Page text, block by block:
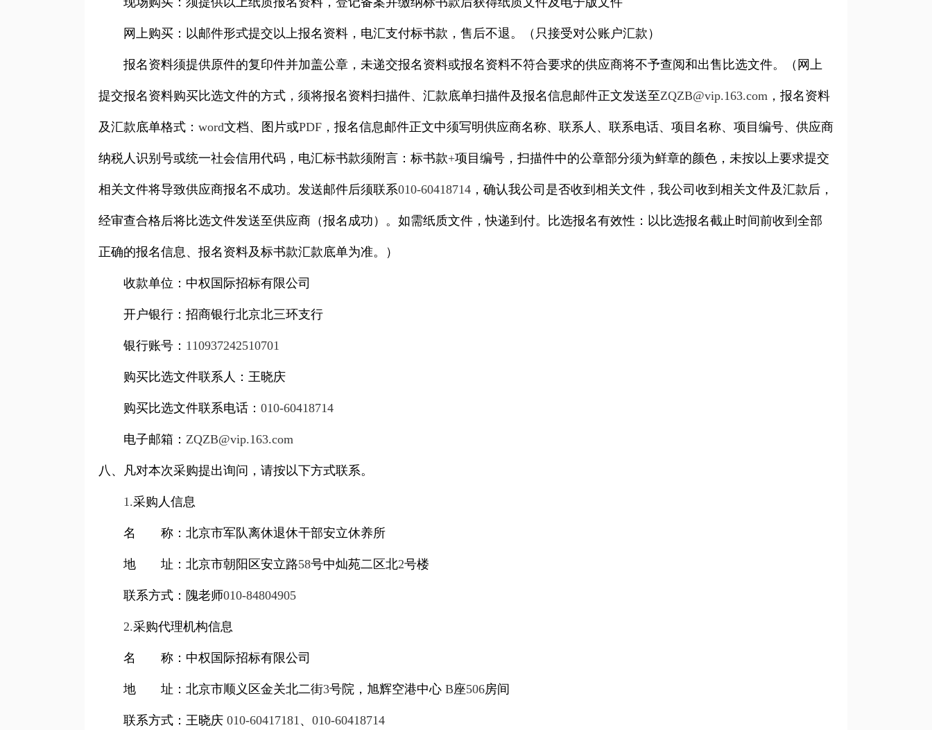
网上购买： 以邮件形式提交以上报名资料，电汇支付标书款，售后不退。（只接受对公账户汇款）
报名资料须提供原件的复印件并加盖公章，未递交报名资料或报名资料不符合要求的供应商将不予查阅和出售比选文件。（网上
提交报名资料购买比选文件的方式，须将报名资料扫描件、汇款底单扫描件及报名信息邮件正文发送至ZQZB@vip.163.com ，报名资料
及汇款底单格式： word文档、图片或PDF ，报名信息邮件正文中须写明供应商名称、联系人、联系电话、项目名称、项目编号、供应商
纳税人识别号或统一社会信用代码，电汇标书款须附言：标书款+项目编号，扫描件中的公章部分须为鲜章的颜色，未按以上要求提交
相关文件将导致供应商报名不成功。发送邮件后须联系010-60418714 ，确认我公司是否收到相关文件，我公司收到相关文件及汇款后，
经审查合格后将比选文件发送至供应商（报名成功）。如需纸质文件，快递到付。比选报名有效性：以比选报名截止时间前收到全部
正确的报名信息、报名资料及标书款汇款底单为准。）
收款单位：中权国际招标有限公司
开户银行：招商银行北京北三环支行
银行账号： 110937242510701
购买比选文件联系人：王晓庆
购买比选文件联系电话： 010-60418714
电子邮箱： ZQZB@vip.163.com
八、凡对本次采购提出询问，请按以下方式联系。
1.采购人信息
名 称：北京市军队离休退休干部安立休养所
地 址：北京市朝阳区安立路58号中灿苑二区北2号楼
联系方式：隗老师010-84804905
2.采购代理机构信息
名 称：中权国际招标有限公司
地 址：北京市顺义区金关北二街3号院，旭辉空港中心 B座506房间
联系方式：王晓庆 010-60417181、 010-60418714